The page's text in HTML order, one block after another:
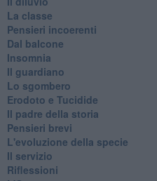
La classe
Pensieri incoerenti
Dal balcone
Insomnia
Il guardiano
Lo sgombero
Erodoto e Tucidide
Il padre della storia
Pensieri brevi
L'evoluzione della specie
Il servizio
Riflessioni